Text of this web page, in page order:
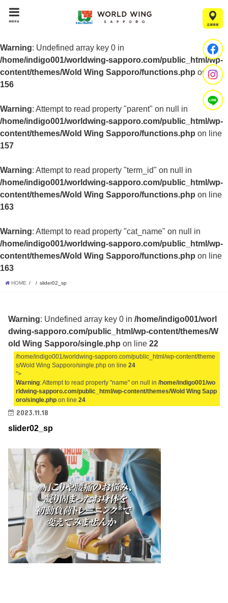
menu
Warning: Undefined array key 0 in
/home/indigo001/worldwing-sapporo.com/public_html/wp-
content/themes/Wold Wing Sapporo/functions.php on line
156
Warning: Attempt to read property "parent" on null in
/home/indigo001/worldwing-sapporo.com/public_html/wp-
content/themes/Wold Wing Sapporo/functions.php on line
157
Warning: Attempt to read property "term_id" on null in
/home/indigo001/worldwing-sapporo.com/public_html/wp-
content/themes/Wold Wing Sapporo/functions.php on line
163
Warning: Attempt to read property "cat_name" on null in
/home/indigo001/worldwing-sapporo.com/public_html/wp-
content/themes/Wold Wing Sapporo/functions.php on line
163
HOME slider02_sp
Warning: Undefined array key 0 in/home/indigo001/worl
dwing-sapporo.com/public_html/wp-content/themes/W
old Wing Sapporo/single.php on line22
/home/indigo001/worldwing-sapporo.com/public_html/wp-content/theme
s/Wold Wing Sapporo/single.php on line24
">
Warning: Attempt to read property "name" on null in/home/indigo001/wo
rldwing-sapporo.com/public_html/wp-content/themes/Wold Wing Sapp
oro/single.php on line24
2023.11.18
slider02_sp